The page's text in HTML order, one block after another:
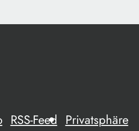
RSS-Feed Privatsphäre